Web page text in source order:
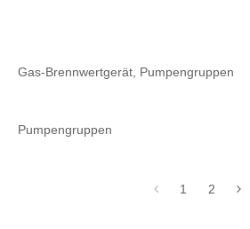
Gas-Brennwertgerät, Pumpengruppen
Pumpengruppen
1 2